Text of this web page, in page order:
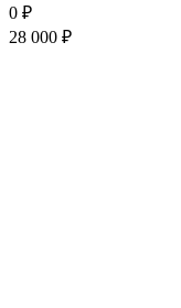
0 ₽
28 000 ₽